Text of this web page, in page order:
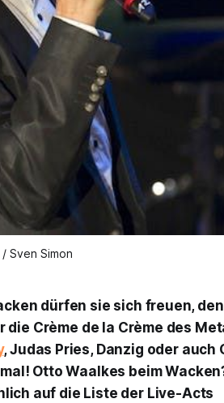
Sven Simon
dürfen sie sich freuen,
Crème de la Crème des
, Judas Pries, Danzig oder auch
Otto Waalkes beim
auf die Liste der Live-Acts